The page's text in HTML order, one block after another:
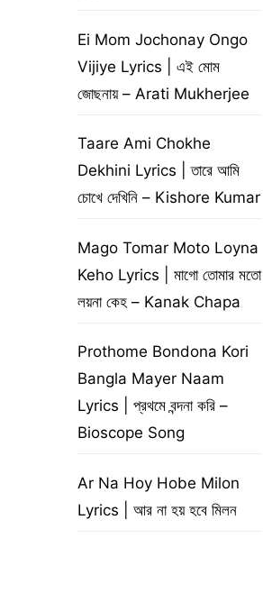
Ei Mom Jochonay Ongo
Vijiye Lyrics | এই মোম
জোছনায় – Arati Mukherjee
Taare Ami Chokhe
Dekhini Lyrics | তারে আমি
চোখে দেখিনি – Kishore Kumar
Mago Tomar Moto Loyna
Keho Lyrics | মাগো তোমার মতো
লয়না কেহ – Kanak Chapa
Prothome Bondona Kori
Bangla Mayer Naam
Lyrics | প্রথমে বন্দনা করি –
Bioscope Song
Ar Na Hoy Hobe Milon
Lyrics | আর না হয় হবে মিলন